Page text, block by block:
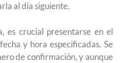
al día siguiente.
es crucial presentarse en el
y hora especificadas. Se
de confirmación, y aunque